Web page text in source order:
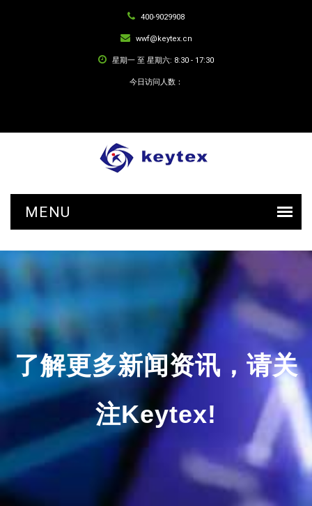
400-9029908
wwf@keytex.cn
星期一 至 星期六: 8:30 - 17:30
今日访问人数：
了解更多新闻资讯，请关
注Keytex!